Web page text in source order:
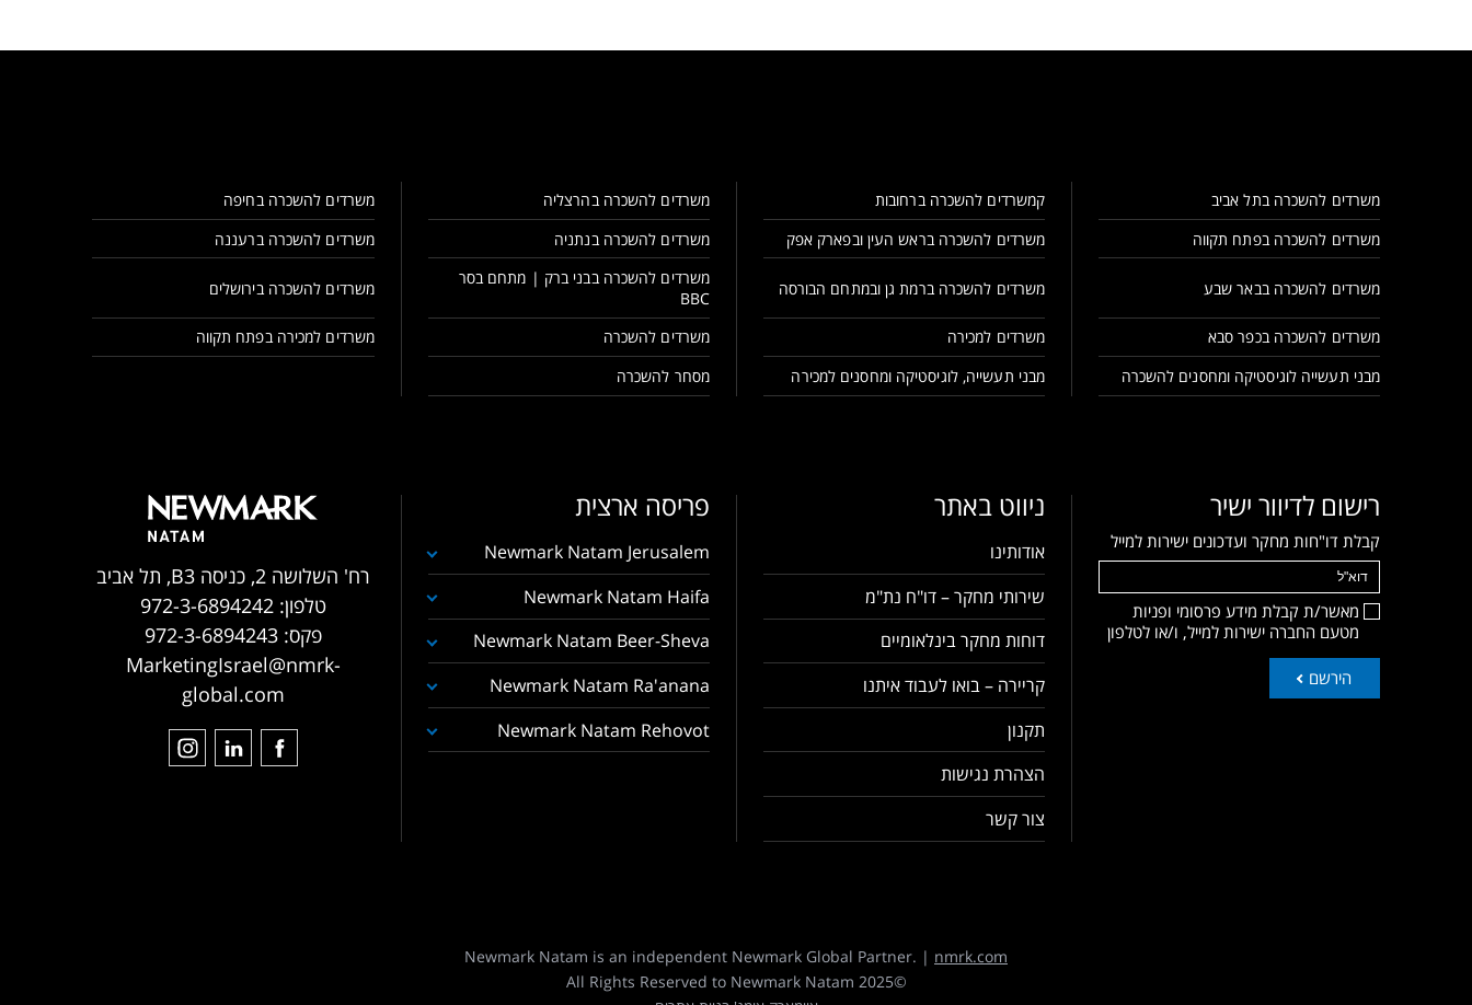
משרדים להשכרה בתל אביב קמשרדים להשכרה ברחובות משרדים להשכרה בהרצליה
משרדים להשכרה בחיפה
משרדים להשכרה בפתח תקווה
משרדים להשכרה בראש העין ובפארק אפק משרדים להשכרה בנתניה משרדים להשכרה ברעננה
משרדים להשכרה בבאר שבע משרדים להשכרה ברמת גן ובמתחם הבורסה
משרדים להשכרה בבני ברק | מתחם בסר
BBC
משרדים להשכרה בירושלים
משרדים להשכרה בכפר סבא משרדים למכירה משרדים להשכרה
משרדים למכירה בפתח תקווה
מבני תעשייה לוגיסטיקה ומחסנים להשכרה
מבני תעשייה, לוגיסטיקה ומחסנים למכירה מסחר להשכרה
רישום לדיוור ישיר
קבלת דו"חות מחקר ועדכונים ישירות למייל
מאשר/ת קבלת מידע פרסומי ופניות
מטעם החברה ישירות למייל, ו/או לטלפון
הירשם
ניווט באתר
אודותינו
שירותי מחקר – דו"ח נת"מ
דוחות מחקר בינלאומיים
קריירה – בואו לעבוד איתנו
תקנון
הצהרת נגישות
צור קשר
פריסה ארצית
Newmark Natam Jerusalem
Newmark Natam Haifa
Newmark Natam Beer-Sheva
Newmark Natam Ra'anana
Newmark Natam Rehovot
רח' השלושה 2, כניסה B3, תל אביב
טלפון:972-3-6894242
פקס:972-3-6894243
MarketingIsrael@nmrk-
global.com
Newmark Natam is an independent Newmark Global Partner. | nmrk.com
©2025 All Rights Reserved to Newmark Natam